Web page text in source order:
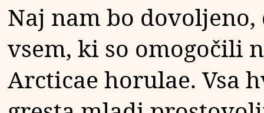
Naj nam bo
vsem, ki so omogočili
Arcticae horulae. Vsa